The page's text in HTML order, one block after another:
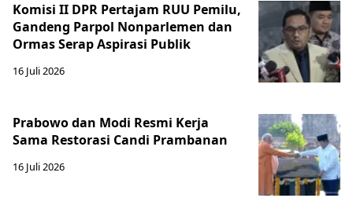
Komisi II DPR Pertajam RUU Pemilu,
Gandeng Parpol Nonparlemen dan
Ormas Serap Aspirasi Publik
16 Juli 2026
Prabowo dan Modi Resmi Kerja
Sama Restorasi Candi Prambanan
16 Juli 2026